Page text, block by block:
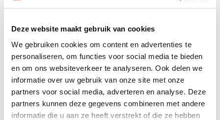
Deze website maakt gebruik van cookies
We gebruiken cookies om content en advertenties te
personaliseren, om functies voor social media te bieden
en om ons websiteverkeer te analyseren. Ook delen we
informatie over uw gebruik van onze site met onze
partners voor social media, adverteren en analyse. Deze
partners kunnen deze gegevens combineren met andere
informatie die u aan ze heeft verstrekt of die ze hebben
Bij Fiep Westendorp (1916-2004) denken we misschien het
eerst aan Jip en Janneke, maar het oeuvre van de tekenares
was veel groter dan dat. Tekenen vond ze het leukste wat er
was. Ze tekende zelfs zoveel dat na haar dood boekjes en
tekenfilms konden worden gemaakt van het door haar
gemaakte materiaal. Een overzicht van haar leven vol
tekeningen.